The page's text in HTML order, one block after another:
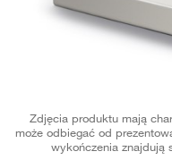
Zdjęcia produktu mają
może odbiegać od
wykończenia znajdują